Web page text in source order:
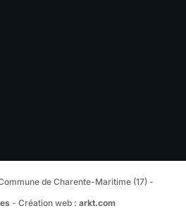
de Charente-Maritime (17) -
- Création web : arkt.com